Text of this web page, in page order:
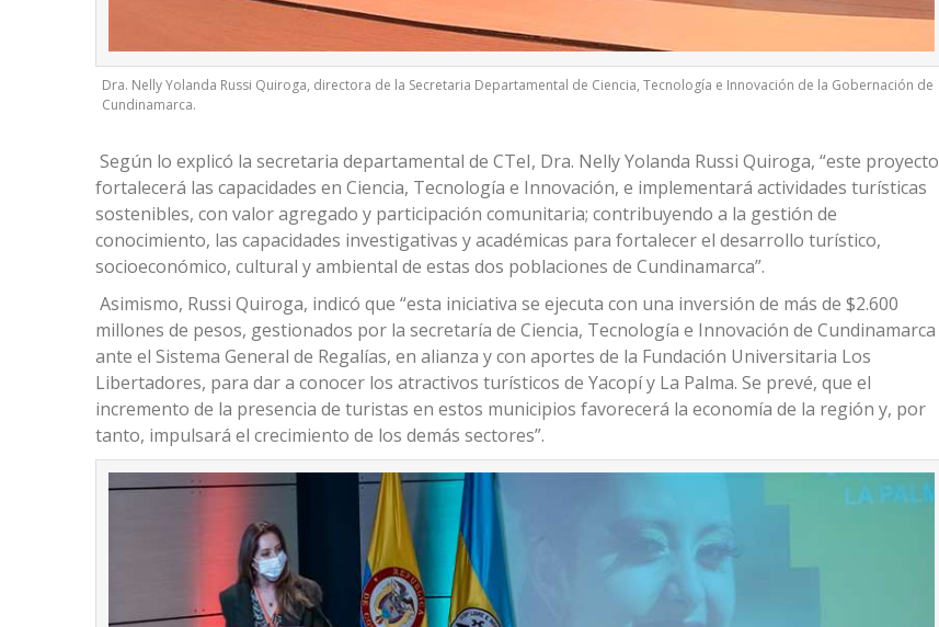
Dra. Nelly Yolanda Russi Quiroga, directora de la Secretaria Departamental de Ciencia, Tecnología e Innovación de la Gobernación de
Cundinamarca.
Según lo explicó la secretaria departamental de CTeI, Dra. Nelly Yolanda Russi Quiroga, “este proyecto
fortalecerá las capacidades en Ciencia, Tecnología e Innovación, e implementará actividades turísticas
sostenibles, con valor agregado y participación comunitaria; contribuyendo a la gestión de
conocimiento, las capacidades investigativas y académicas para fortalecer el desarrollo turístico,
socioeconómico, cultural y ambiental de estas dos poblaciones de Cundinamarca”.
Asimismo, Russi Quiroga, indicó que “esta iniciativa se ejecuta con una inversión de más de $2.600
millones de pesos, gestionados por la secretaría de Ciencia, Tecnología e Innovación de Cundinamarca
ante el Sistema General de Regalías, en alianza y con aportes de la Fundación Universitaria Los
Libertadores, para dar a conocer los atractivos turísticos de Yacopí y La Palma. Se prevé, que el
incremento de la presencia de turistas en estos municipios favorecerá la economía de la región y, por
tanto, impulsará el crecimiento de los demás sectores”.